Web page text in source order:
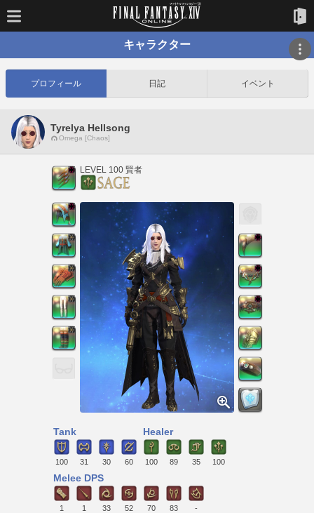
キャラクター
プロフィール 日記 イベント
Tyrelya Hellsong
Omega [Chaos]
LEVEL 100 賢者
Tank
100 31 30 60
Healer
100 89 35 100
Melee DPS
1 1 33 52 70 83 -